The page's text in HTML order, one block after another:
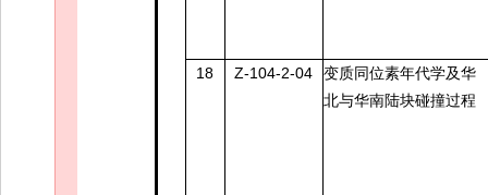
18 Z-104-2-04
变质同位素年代学及华
北与华南陆块碰撞过程